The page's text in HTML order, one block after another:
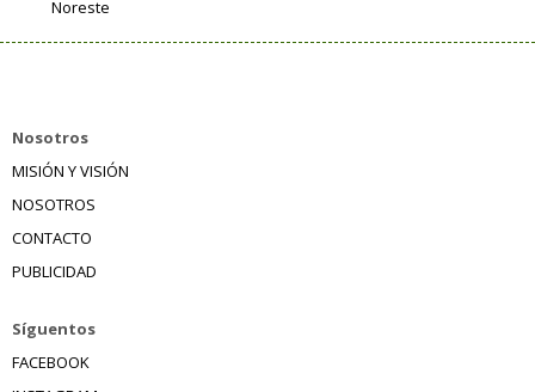
Noreste
Nosotros
MISIÓN Y VISIÓN
NOSOTROS
CONTACTO
PUBLICIDAD
Síguentos
FACEBOOK